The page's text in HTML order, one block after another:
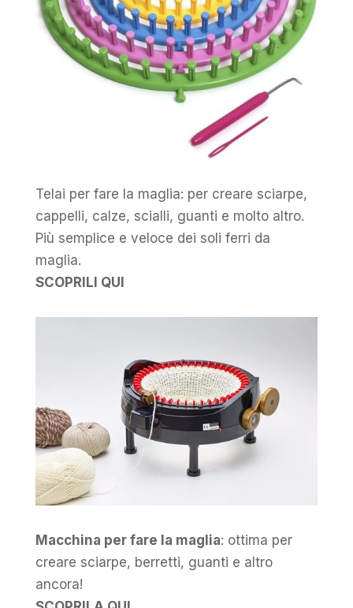
Telai per fare la maglia: per creare sciarpe,
cappelli, calze, scialli, guanti e molto altro.
Più semplice e veloce dei soli ferri da
maglia.
SCOPRILI QUI
Macchina per fare la maglia: ottima per
creare sciarpe, berretti, guanti e altro
ancora!